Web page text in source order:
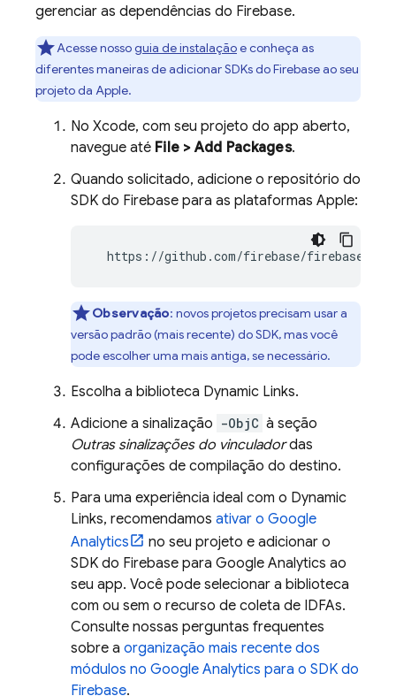
gerenciar as dependências do Firebase.
Acesse nossoguia de instalaçãoe conheça as
diferentes maneiras de adicionar SDKs do Firebase ao seu
projeto da Apple.
No Xcode, com seu projeto do app aberto,
navegue até File > Add Packages.
Quando solicitado, adicione o repositório do
SDK do Firebase para as plataformas Apple:
https://github.com/firebase/firebase-
Observação: novos projetos precisam usar a
versão padrão (mais recente) do SDK, mas você
pode escolher uma mais antiga, se necessário.
Escolha a biblioteca Dynamic Links.
Adicione a sinalização -ObjC à seção
Outras sinalizações do vinculadordas
configurações de compilação do destino.
Para uma experiência ideal com o Dynamic
Links, recomendamos ativar o Google
Analytics
no seu projeto e adicionar o
SDK do Firebase para Google Analytics ao
seu app. Você pode selecionar a biblioteca
com ou sem o recurso de coleta de IDFAs.
Consulte nossas perguntas frequentes
sobre a organização mais recente dos
módulos no Google Analytics para o SDK do
Firebase.